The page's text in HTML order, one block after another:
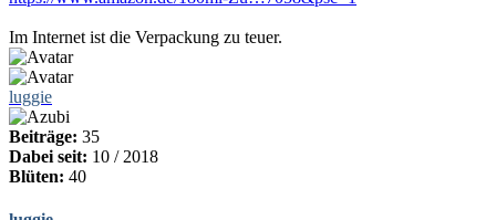
Im Internet ist die Verpackung zu teuer.
luggie
Beiträge: 35
Dabei seit: 10 / 2018
Blüten: 40